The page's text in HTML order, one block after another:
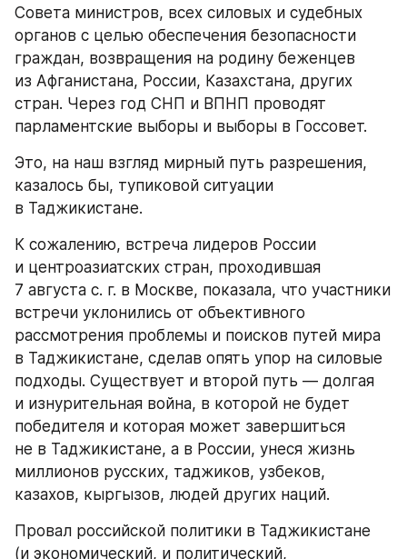
Совета министров, всех силовых и судебных
органов с целью обеспечения безопасности
граждан, возвращения на родину беженцев
из Афганистана, России, Казахстана, других
стран. Через год СНП и ВПНП проводят
парламентские выборы и выборы в Госсовет.
Это, на наш взгляд мирный путь разрешения,
казалось бы, тупиковой ситуации
в Таджикистане.
К сожалению, встреча лидеров России
и центроазиатских стран, проходившая
7 августа с. г. в Москве, показала, что участники
встречи уклонились от объективного
рассмотрения проблемы и поисков путей мира
в Таджикистане, сделав опять упор на силовые
подходы. Существует и второй путь — долгая
и изнурительная война, в которой не будет
победителя и которая может завершиться
не в Таджикистане, а в России, унеся жизнь
миллионов русских, таджиков, узбеков,
казахов, кыргызов, людей других наций.
Провал российской политики в Таджикистане
(и экономический, и политический,